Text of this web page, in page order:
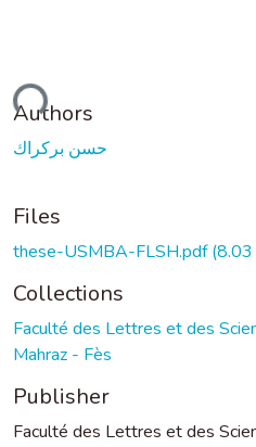
Authors
حسن بركراك
Files
these-USMBA-FLSH.pdf
Collections
Faculté des Lettres et des
Mahraz - Fès
Publisher
Faculté des Lettres et des